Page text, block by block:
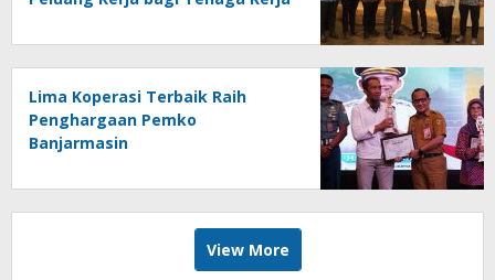
Lima Koperasi Terbaik Raih
Penghargaan Pemko
Banjarmasin
View More